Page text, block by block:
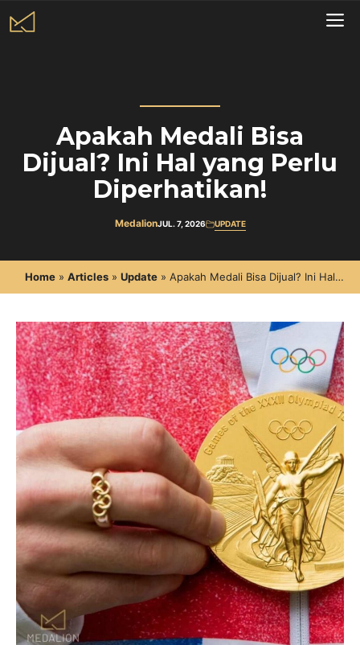
to
Apakah Medali Bisa
Dijual? Ini Hal yang Perlu
Diperhatikan!
MedalionJUL. 7, 2026 UPDATE
Home » Articles » Update » Apakah Medali Bisa Dijual? Ini Hal
yang Perlu Diperhatikan!